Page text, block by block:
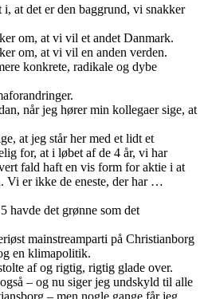
at det er den baggrund, vi snakker
om, at vi vil et andet Danmark.
om, at vi vil en anden verden.
konkrete, radikale og dybe
når jeg hører min kollegaer sige, at
at jeg står her med et lidt et
for, at i løbet af de 4 år, vi har
fald haft en vis form for aktie i at
Vi er ikke de eneste, der har …
havde det grønne som det
mainstreamparti på Christianborg
en klimapolitik.
af og rigtig, rigtig glade over.
– og nu siger jeg undskyld til alle
– men nogle gange får jeg